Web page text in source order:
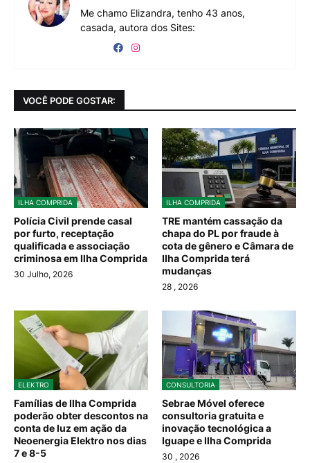
Me chamo Elizandra, tenho 43 anos,
casada, autora dos Sites:
VOCÊ PODE GOSTAR:
ILHA COMPRIDA
Polícia Civil prende casal
por furto, receptação
qualificada e associação
criminosa em Ilha Comprida
30 Julho, 2026
ILHA COMPRIDA
TRE mantém cassação da
chapa do PL por fraude à
cota de gênero e Câmara de
Ilha Comprida terá
mudanças
28 , 2026
ELEKTRO
Famílias de Ilha Comprida
poderão obter descontos na
conta de luz em ação da
Neoenergia Elektro nos dias
7 e 8-5
CONSULTORIA
Sebrae Móvel oferece
consultoria gratuita e
inovação tecnológica a
Iguape e Ilha Comprida
30 , 2026